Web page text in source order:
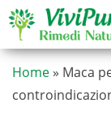
Vai
contenuto
Home » Maca